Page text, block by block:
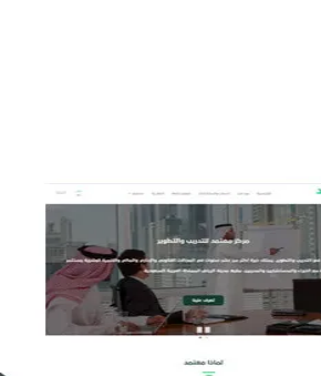
منصة معتمد للتدريب
التفاصيل